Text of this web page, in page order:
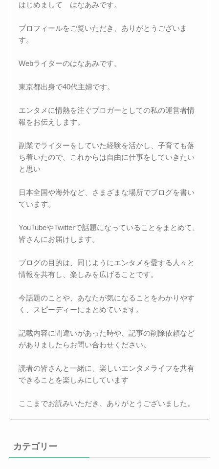
はじめまして はなあみです。
プロフィールをご覧いただき、ありがとうございま
す。
Webライターのはなあみです。
東京都出身で40代主婦です。
エンタメに情熱を注ぐブロガーとしての私の運営者情
報をお伝えします。
副業でライターをしていた経験を活かし、子育ても落
ち着いたので、これからは自由に仕事をしていきたい
と思い
日本全国や海外など、さまざまな場所でブログを書い
ています。
YouTubeやTwitterで話題になっていることをまとめて、
皆さんにお届けします。
ブログの目的は、同じようにエンタメを愛する人々と
情報を共有し、楽しみを広げることです。
今話題のことや、あなたが気になることをわかりやす
く、スピーディーにまとめています。
記載内容に間違いがあった時や、記事の削除依頼など
がありましたらお問い合わせください。
読者の皆さんと一緒に、楽しいエンタメライフを共有
できることを楽しみにしています
ここまでお読みいただき、ありがとうございました。
カテゴリー